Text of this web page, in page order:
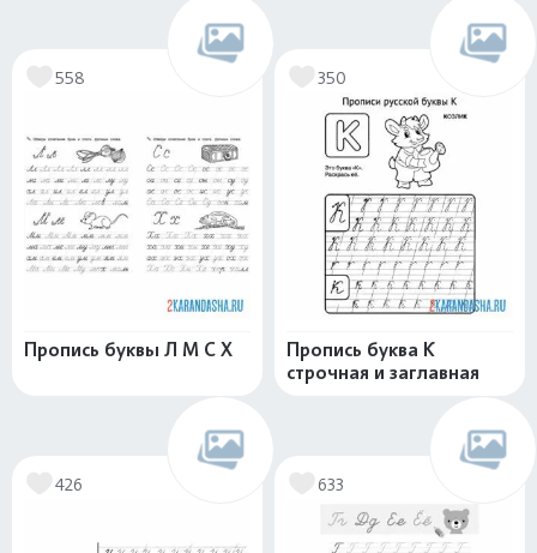
558
Пропись буквы Л М С Х
350
Пропись буква К
строчная и заглавная
426 633